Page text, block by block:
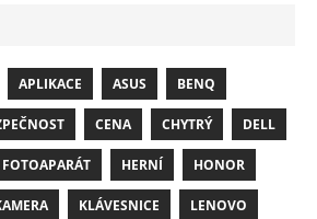
APLIKACE ASUS BENQ
CENA CHYTRÝ DELL
FOTOAPARÁT HERNÍ HONOR
KLÁVESNICE LENOVO